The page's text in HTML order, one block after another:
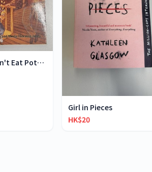
Ghosts Don't Eat Potato Chips
Girl in Pieces
HK$20